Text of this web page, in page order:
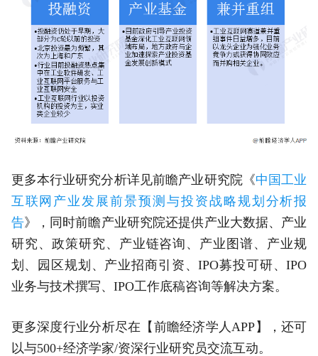
更多本行业研究分析详见前瞻产业研究院《中国工业
互联网产业发展前景预测与投资战略规划分析报
告》，同时前瞻产业研究院还提供产业大数据、产业
研究、政策研究、产业链咨询、产业图谱、产业规
划、园区规划、产业招商引资、IPO募投可研、IPO
业务与技术撰写、IPO工作底稿咨询等解决方案。
更多深度行业分析尽在【前瞻经济学人APP】，还可
以与500+经济学家/资深行业研究员交流互动。